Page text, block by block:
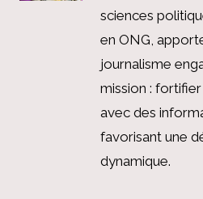
sciences
en ONG,
journalisme
mission :
avec des
favorisant une
dynamique.